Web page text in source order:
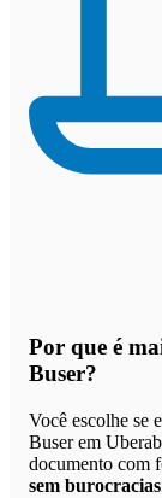
Por que é
Buser?
Você escolhe se
Buser em
documento com
sem burocracias